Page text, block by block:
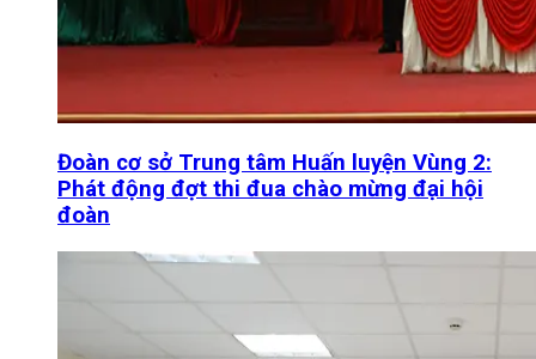
Đoàn cơ sở Trung tâm Huấn luyện Vùng 2:
Phát động đợt thi đua chào mừng đại hội
đoàn